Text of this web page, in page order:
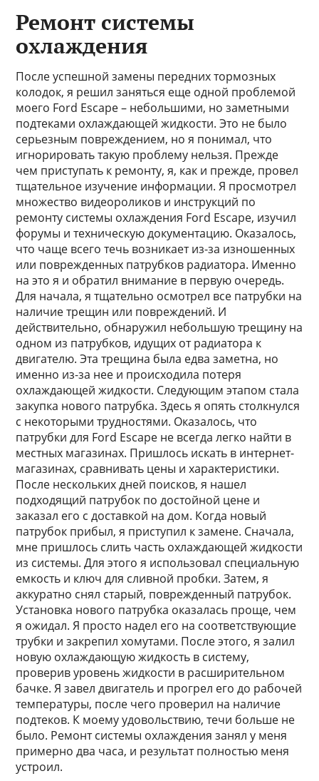
Ремонт системы
охлаждения
После успешной замены передних тормозных
колодок, я решил заняться еще одной проблемой
моего Ford Escape – небольшими, но заметными
подтеками охлаждающей жидкости. Это не было
серьезным повреждением, но я понимал, что
игнорировать такую проблему нельзя. Прежде
чем приступать к ремонту, я, как и прежде, провел
тщательное изучение информации. Я просмотрел
множество видеороликов и инструкций по
ремонту системы охлаждения Ford Escape, изучил
форумы и техническую документацию. Оказалось,
что чаще всего течь возникает из-за изношенных
или поврежденных патрубков радиатора. Именно
на это я и обратил внимание в первую очередь.
Для начала, я тщательно осмотрел все патрубки на
наличие трещин или повреждений. И
действительно, обнаружил небольшую трещину на
одном из патрубков, идущих от радиатора к
двигателю. Эта трещина была едва заметна, но
именно из-за нее и происходила потеря
охлаждающей жидкости. Следующим этапом стала
закупка нового патрубка. Здесь я опять столкнулся
с некоторыми трудностями. Оказалось, что
патрубки для Ford Escape не всегда легко найти в
местных магазинах. Пришлось искать в интернет-
магазинах, сравнивать цены и характеристики.
После нескольких дней поисков, я нашел
подходящий патрубок по достойной цене и
заказал его с доставкой на дом. Когда новый
патрубок прибыл, я приступил к замене. Сначала,
мне пришлось слить часть охлаждающей жидкости
из системы. Для этого я использовал специальную
емкость и ключ для сливной пробки. Затем, я
аккуратно снял старый, поврежденный патрубок.
Установка нового патрубка оказалась проще, чем
я ожидал. Я просто надел его на соответствующие
трубки и закрепил хомутами. После этого, я залил
новую охлаждающую жидкость в систему,
проверив уровень жидкости в расширительном
бачке. Я завел двигатель и прогрел его до рабочей
температуры, после чего проверил на наличие
подтеков. К моему удовольствию, течи больше не
было. Ремонт системы охлаждения занял у меня
примерно два часа, и результат полностью меня
устроил.